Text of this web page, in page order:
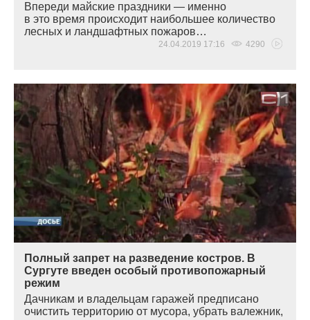
Впереди майские праздники — именно
в это время происходит наибольшее количество
лесных и ландшафтных пожаров…
24.04.2019 17:16 4290
Полный запрет на разведение костров. В
Сургуте введен особый противопожарный
режим
Дачникам и владельцам гаражей предписано
очистить территорию от мусора, убрать валежник,